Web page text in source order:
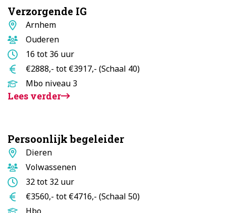
Verzorgende IG
Standplaats
Arnhem
Doelgroep
Ouderen
Aantal
uur
16 tot 36 uur
Salaris€2888,- tot €3917,- (Schaal 40)
Opleidingsniveau
Mbo niveau 3
Lees verder
Persoonlijk begeleider
Standplaats
Dieren
Doelgroep
Volwassenen
Aantal
uur
32 tot 32 uur
Salaris€3560,- tot €4716,- (Schaal 50)
Opleidingsniveau